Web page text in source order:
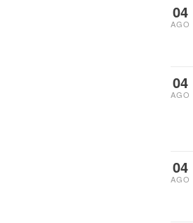
04
AGO
04
AGO
04
AGO